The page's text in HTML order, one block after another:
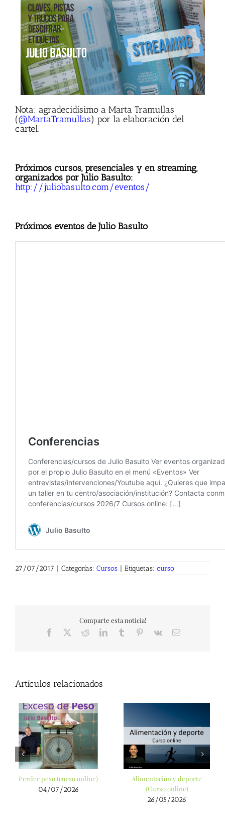
Nota: agradecidísimo a Marta Tramullas
(@MartaTramullas) por la elaboración del
cartel.
Próximos cursos, presenciales y en streaming,
organizados por Julio Basulto:
http://juliobasulto.com/eventos/
Próximos eventos de Julio Basulto
27/07/2017 | Categorías: Cursos | Etiquetas: curso
Comparte esta noticia!
Facebook RedditLinkedInTumblr Pinterest
Vk
Correo
Artículos relacionados
Perder peso (curso online)
04/07/2026
Alimentación y deporte
(Curso online)
26/05/2026